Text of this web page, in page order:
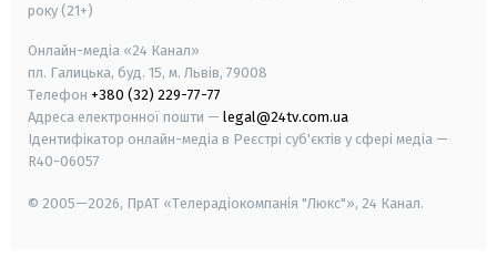
року (21+)
Онлайн-медіа «24 Канал»
пл. Галицька, буд. 15, м. Львів, 79008
Телефон +380 (32) 229-77-77
Адреса електронної пошти — legal@24tv.com.ua
Ідентифікатор онлайн-медіа в Реєстрі суб'єктів у сфері медіа —
R40-06057
© 2005—2026, ПрАТ «Телерадіокомпанія "Люкс"», 24 Канал.